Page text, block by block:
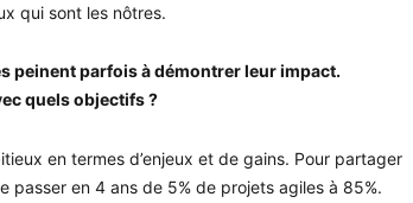
qui sont les nôtres.
peinent parfois à démontrer leur impact.
quels objectifs ?
en termes d’enjeux et de gains. Pour partager
passer en 4 ans de 5% de projets agiles à 85%.